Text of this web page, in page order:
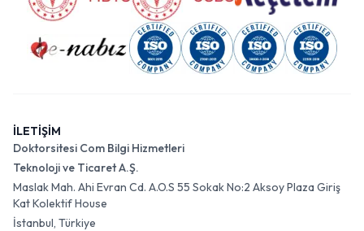
İLETİŞİM
Doktorsitesi Com Bilgi Hizmetleri
Teknoloji ve Ticaret A.Ş.
Maslak Mah. Ahi Evran Cd. A.O.S 55 Sokak No:2 Aksoy Plaza Giriş
Kat Kolektif House
İstanbul, Türkiye